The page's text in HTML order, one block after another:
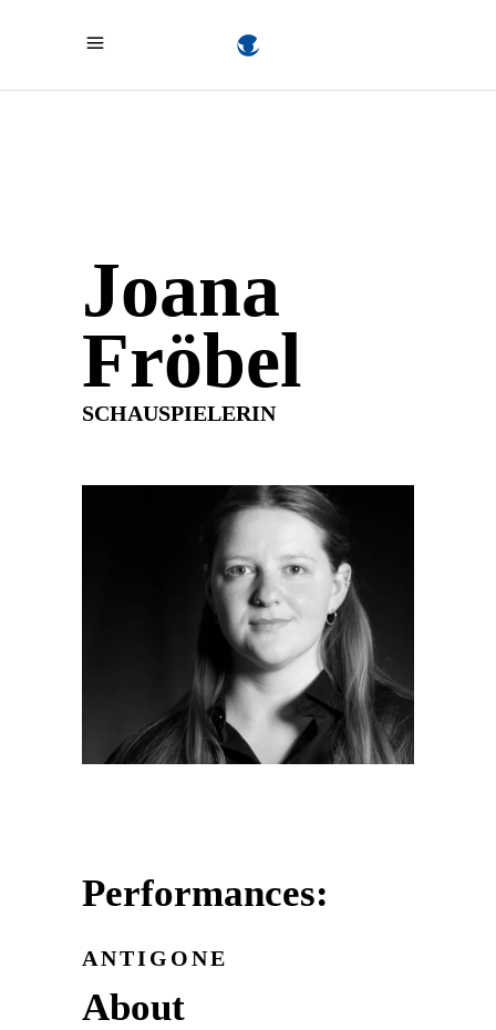
Joana
Fröbel
SCHAUSPIELERIN
Performances:
ANTIGONE
About